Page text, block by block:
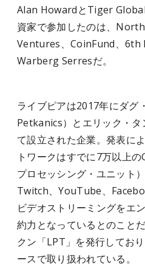
Alan HowardとTiger
資家で参加したのは、
Ventures、CoinFund、6th
Warberg Serresだ。
ライブピアは2017年にダグ
Petkanics）とエリック・
て設立された企業。発表に
トワークはすでに7万以上
プロセッシング・ユニット
Twitch、YouTube、
ビデオストリーミングをエ
約力となっているとのこと
クン「LPT」を発行してお
ースで取り扱われている。